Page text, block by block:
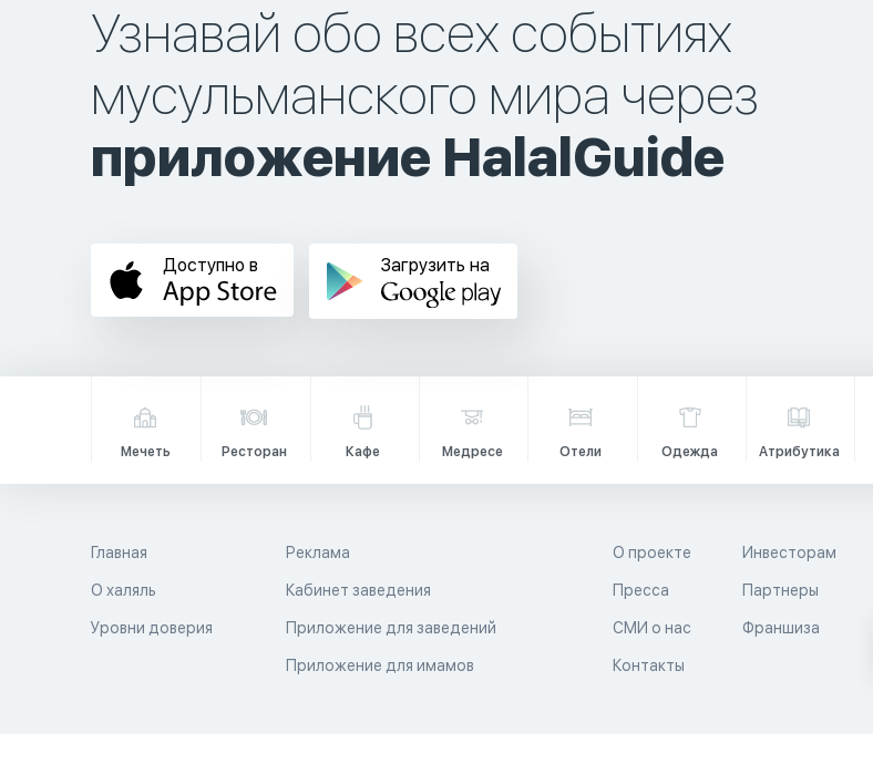
Узнавай обо всех событиях
мусульманского мира через
приложение HalalGuide
Доступно в Загрузить на
Мечеть Ресторан Кафе Медресе Отели Одежда Атрибутика
Главная
О халяль
Уровни доверия
Реклама
Кабинет заведения
Приложение для заведений
Приложение для имамов
О проекте
Пресса
СМИ о нас
Контакты
Инвесторам
Партнеры
Франшиза